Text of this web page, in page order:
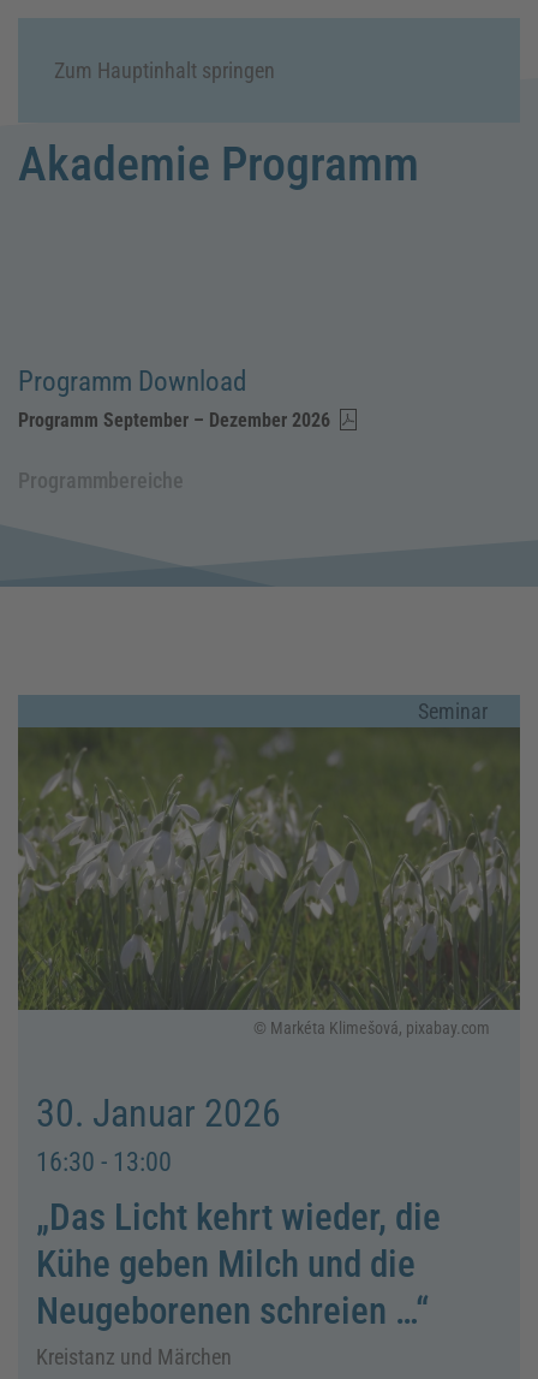
Zum Hauptinhalt springen
Akademie Programm
Programm Download
Programm September – Dezember 2026
Programmbereiche
Seminar
© Markéta Klimešová, pixabay.com
30. Januar 2026
16:30 - 13:00
„Das Licht kehrt wieder, die
Kühe geben Milch und die
Neugeborenen schreien …“
Kreistanz und Märchen